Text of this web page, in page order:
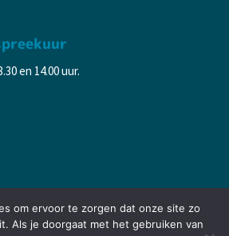
en 14.00 uur.
De Paltrok – Gouda
om ervoor te zorgen dat onze site zo
Als je doorgaat met het gebruiken van